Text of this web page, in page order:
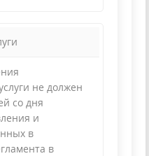
не должен
со дня
и
в
в